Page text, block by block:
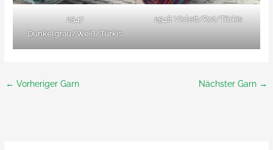
2547
Dunkelgrau/Weiß/Türkis
2548 Violett/Rot/Türkis
← Vorheriger Garn Nächster Garn →